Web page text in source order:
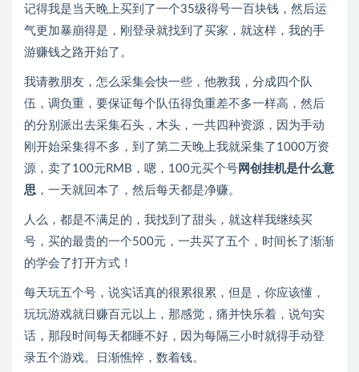
记得我是当天晚上买到了一个35级得号一百块钱，然后运
气更加暴崩得是，刚登录就找到了买家，就这样，我的手
游赚钱之路开始了。
我请教朋友，怎么采集会快一些，他教我，分成四个队
伍，调负重，要保证每个队伍得负重差不多一样高，然后
的分别派出去采集石头，木头，一共四种资源，因为手动
刚开始采集得不多，到了第二天晚上我就采集了1000万资
源，卖了100元RMB，嗯，100元买个号 网创挂机是什么意
思 ，一天就回本了，然后每天都是净赚。
人么，都是不满足的，我找到了甜头，就这样我继续买
号，买的最贵的一个500元，一共买了五个，时间长了渐渐
的学会了打开方式！
每天玩五个号，说实话真的很累很累，但是，你应该懂，
玩玩游戏就日赚百元以上，那感觉，痛并快乐着，说句实
话，那段时间每天都睡不好，因为每隔三小时就得手动登
录五个游戏。日渐憔悴，数着钱。